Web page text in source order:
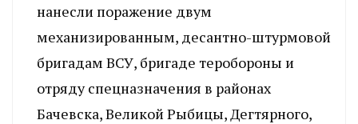
нанесли поражение двум
механизированным, десантно-штурмовой
бригадам ВСУ, бригаде теробороны и
отряду спецназначения в районах
Бачевска, Великой Рыбицы, Дегтярного,